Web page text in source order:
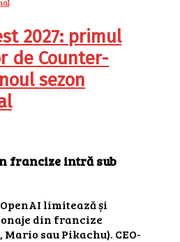
2027: primul
de Counter-
sezon
francize intră sub
limitează și
din francize
sau Pikachu). CEO-